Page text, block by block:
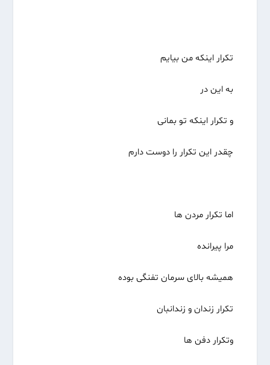
تکرار اینکه من بیایم
به این در
و تکرار اینکه تو بمانی
چقدر این تکرار را دوست دارم
اما تکرار مردن ها
مرا پیرانده
همیشه بالای سرمان تفنگی بوده
تکرار زندان و زندانبان
وتکرار دفن ها